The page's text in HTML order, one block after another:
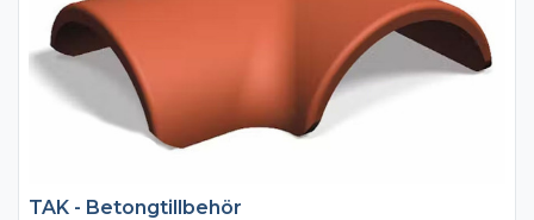
TAK - Betongtillbehör